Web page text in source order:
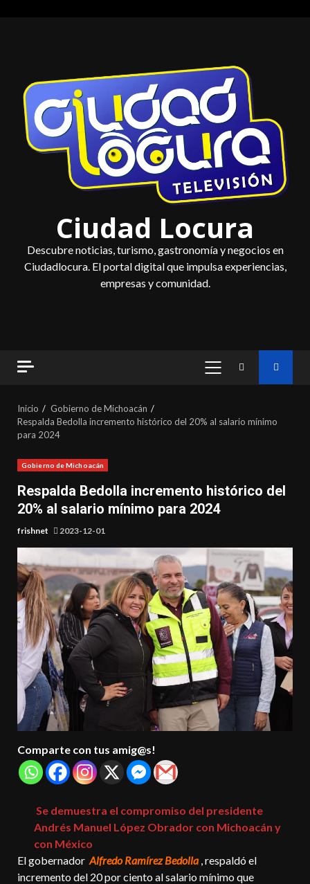
Ciudad Locura
Descubre noticias, turismo, gastronomía y negocios en
Ciudadlocura. El portal digital que impulsa experiencias,
empresas y comunidad.
MENÚ
Inicio
Gobierno de Michoacán
Respalda Bedolla incremento histórico del 20% al salario mínimo
para 2024
Gobierno de Michoacán
Respalda Bedolla incremento histórico del
20% al salario mínimo para 2024
frishnet 2023-12-01
Comparte con tus amig@s!
Se demuestra el compromiso del presidente
Andrés Manuel López Obrador con Michoacán y
con México
El gobernador Alfredo Ramírez Bedolla , respaldó el
incremento del 20 por ciento al salario mínimo que